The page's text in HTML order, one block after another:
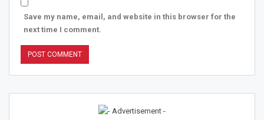
Save my name, email, and website in this browser for the
next time I comment.